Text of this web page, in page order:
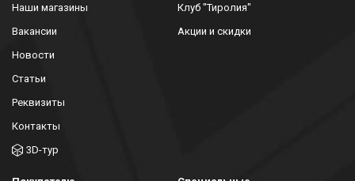
Наши магазины
Вакансии
Новости
Статьи
Реквизиты
Контакты
3D-тур
Клуб "Тиролия"
Акции и скидки